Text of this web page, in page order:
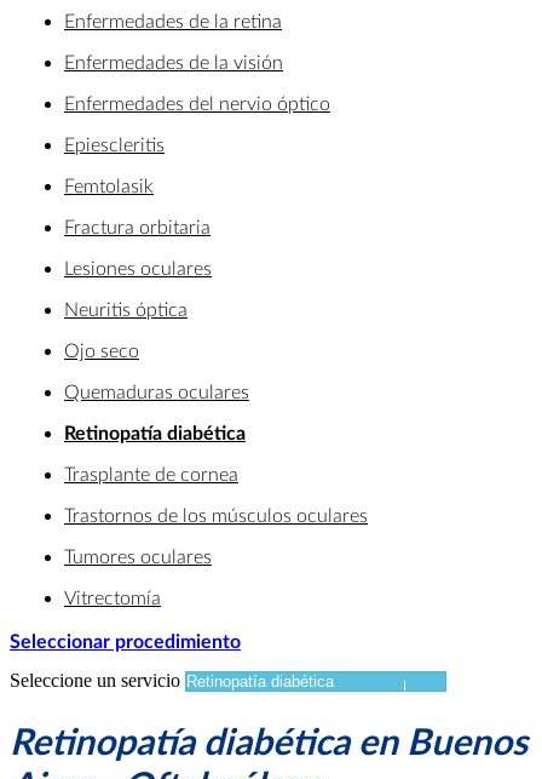
Enfermedades de la retina
Enfermedades de la visión
Enfermedades del nervio óptico
Epiescleritis
Femtolasik
Fractura orbitaria
Lesiones oculares
Neuritis óptica
Ojo seco
Quemaduras oculares
Retinopatía diabética
Trasplante de cornea
Trastornos de los músculos oculares
Tumores oculares
Vitrectomía
Seleccionar procedimiento
Seleccione un servicio
Retinopatía diabética en Buenos